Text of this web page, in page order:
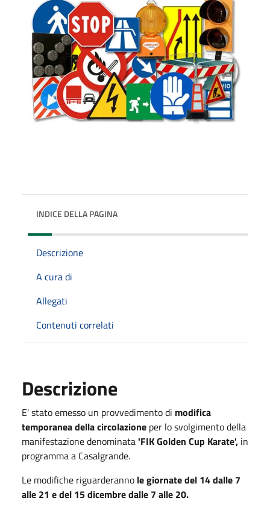
INDICE DELLA PAGINA
Descrizione
A cura di
Allegati
Contenuti correlati
Descrizione
E' stato emesso un provvedimento di modifica
temporanea della circolazione per lo svolgimento della
manifestazione denominata 'FIK Golden Cup Karate', in
programma a Casalgrande.
Le modifiche riguarderanno le giornate del 14 dalle 7
alle 21 e del 15 dicembre dalle 7 alle 20.